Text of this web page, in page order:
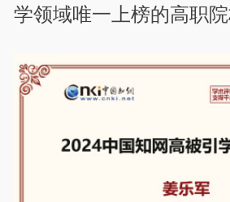
学领域唯一上榜的高职院